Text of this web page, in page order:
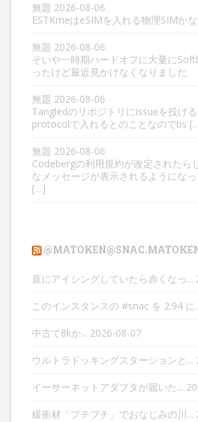
無題 2026-08-06
ESTKmeはeSIMを入れる物理SIMか
無題 2026-08-06
そいや一時期ハードオフに大量に
ったけど最近見かけなくなりました
無題 2026-08-06
Tangledのリポジトリにissueを投げ
protocolで入れるとのことなのでbs
無題 2026-08-06
Codebergの利用規約が改定されたら
なメッセージが表示されるようにな
[…]
直にアイシングしていたら赤くなっ...
このインスタンスの #snac を 2.94 に
中古で8kか... 2026-08-07
ウルトラドッキングスターションと...
イーサーネットアダプタが届いた...
緩衝材「プチプチ」でおなじみの川...